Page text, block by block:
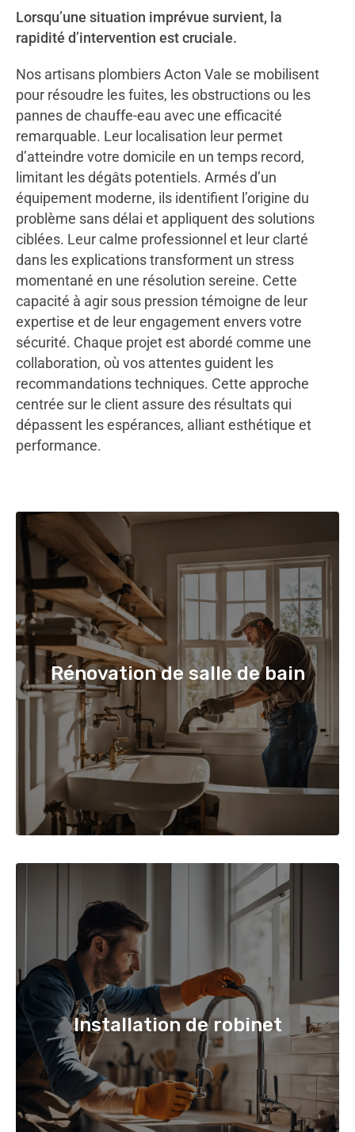
Lorsqu’une situation imprévue survient, la
rapidité d’intervention est cruciale.
Nos artisans plombiers Acton Vale se mobilisent
pour résoudre les fuites, les obstructions ou les
pannes de chauffe-eau avec une efficacité
remarquable. Leur localisation leur permet
d’atteindre votre domicile en un temps record,
limitant les dégâts potentiels. Armés d’un
équipement moderne, ils identifient l’origine du
problème sans délai et appliquent des solutions
ciblées. Leur calme professionnel et leur clarté
dans les explications transforment un stress
momentané en une résolution sereine. Cette
capacité à agir sous pression témoigne de leur
expertise et de leur engagement envers votre
sécurité. Chaque projet est abordé comme une
collaboration, où vos attentes guident les
recommandations techniques. Cette approche
centrée sur le client assure des résultats qui
dépassent les espérances, alliant esthétique et
performance.
Rénovation de salle de bain
Installation de robinet